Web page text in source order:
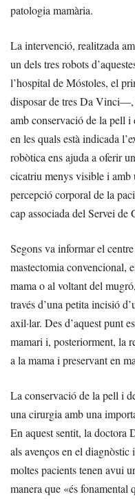
patologia mamària.
La intervenció, realitzada
un dels tres robots
l’hospital de Móstoles, el
disposar de tres Da Vinci—,
amb conservació de la pell
en les quals està indicada
robòtica ens ajuda a oferir
cicatriu menys visible i
percepció corporal de la
cap associada del Servei
Segons va informar el
mastectomia convencional,
mama o al voltant del
través d’una petita incisió
axil·lar. Des d’aquest punt
mamari i, posteriorment, la
a la mama i preservant en
La conservació de la pell i
una cirurgia amb una
En aquest sentit, la doctora
als avenços en el diagnòstic
moltes pacients tenen avui
manera que «és fonamental